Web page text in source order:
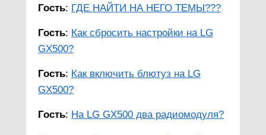
Гость: ГДЕ НАЙТИ НА НЕГО ТЕМЫ???
Гость: Как сбросить настройки на LG
GX500?
Гость: Как включить блютуз на LG
GX500?
Гость: На LG GX500 два радиомодуля?